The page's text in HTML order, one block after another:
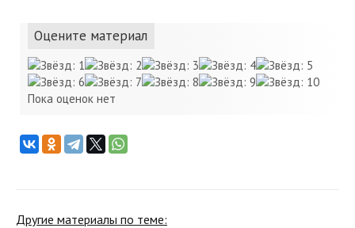
Оцените материал
Пока оценок нет
Другие материалы по теме: